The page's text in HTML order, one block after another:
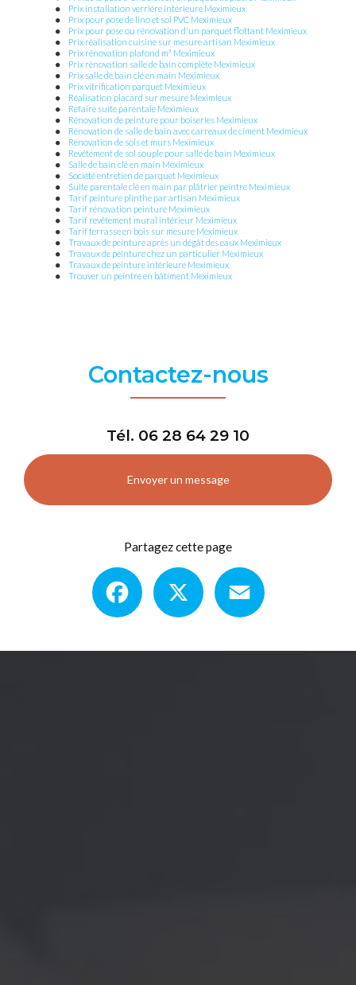
Prix installation verrière intérieure Meximieux
Prix pour pose de lino et sol PVC Meximieux
Prix pour pose ou rénovation d'un parquet flottant Meximieux
Prix réalisation cuisine sur mesure artisan Meximieux
Prix rénovation plafond m² Meximieux
Prix rénovation salle de bain complète Meximieux
Prix salle de bain clé en main Meximieux
Prix vitrification parquet Meximieux
Réalisation placard sur mesure Meximieux
Refaire suite parentale Meximieux
Rénovation de peinture pour boiseries Meximieux
Rénovation de salle de bain avec carreaux de ciment Meximieux
Rénovation de sols et murs Meximieux
Revêtement de sol souple pour salle de bain Meximieux
Salle de bain clé en main Meximieux
Société entretien de parquet Meximieux
Suite parentale clé en main par plâtrier peintre Meximieux
Tarif peinture plinthe par artisan Meximieux
Tarif rénovation peinture Meximieux
Tarif revêtement mural intérieur Meximieux
Tarif terrasse en bois sur mesure Meximieux
Travaux de peinture après un dégât des eaux Meximieux
Travaux de peinture chez un particulier Meximieux
Travaux de peinture intérieure Meximieux
Trouver un peintre en bâtiment Meximieux
Contactez-nous
Tél. 06 28 64 29 10
Envoyer un message
Partagez cette page
Facebook